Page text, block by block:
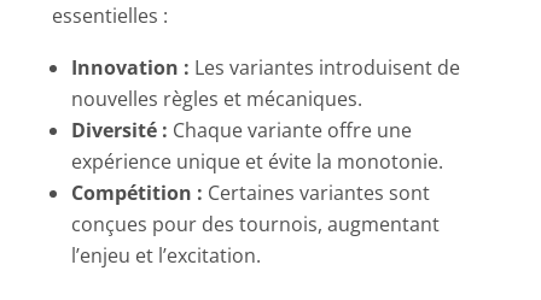
essentielles :
Innovation : Les variantes introduisent de
nouvelles règles et mécaniques.
Diversité : Chaque variante offre une
expérience unique et évite la monotonie.
Compétition : Certaines variantes sont
conçues pour des tournois, augmentant
l’enjeu et l’excitation.